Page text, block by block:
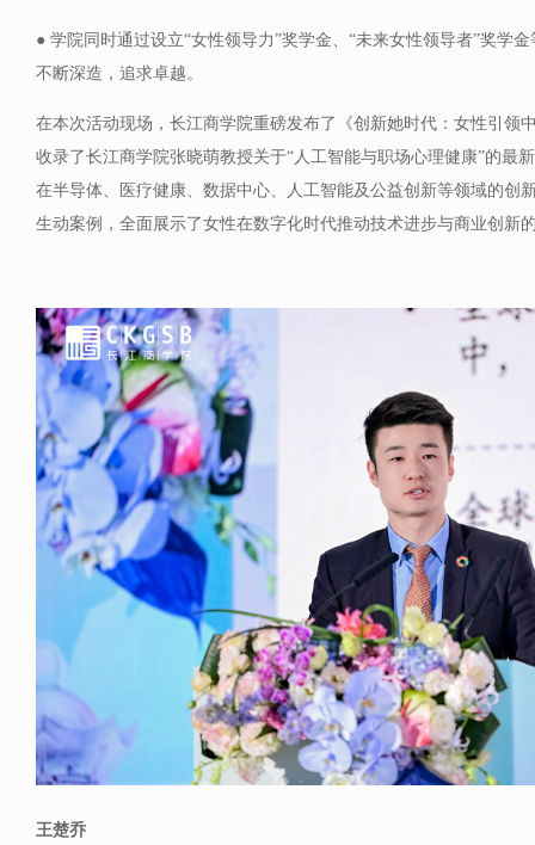
● 学院同时通过设立“女性领导力”奖学金、“未来女性领导者”奖学
不断深造，追求卓越。
在本次活动现场，长江商学院重磅发布了《创新她时代：女性引领
收录了长江商学院张晓萌教授关于“人工智能与职场心理健康”的最
在半导体、医疗健康、数据中心、人工智能及公益创新等领域的创
生动案例，全面展示了女性在数字化时代推动技术进步与商业创新
王楚乔